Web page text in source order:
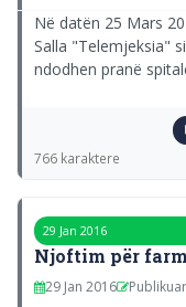
Në datën 25 Mars
Salla "Telemjeksia"
ndodhen pranë
766 karaktere
29 Jan 2016
Njoftim për
29 Jan 2016